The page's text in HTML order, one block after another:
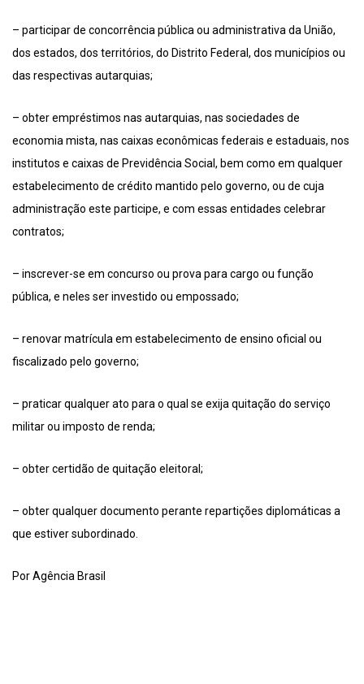
– participar de concorrência pública ou administrativa da União,
dos estados, dos territórios, do Distrito Federal, dos municípios ou
das respectivas autarquias;
– obter empréstimos nas autarquias, nas sociedades de
economia mista, nas caixas econômicas federais e estaduais, nos
institutos e caixas de Previdência Social, bem como em qualquer
estabelecimento de crédito mantido pelo governo, ou de cuja
administração este participe, e com essas entidades celebrar
contratos;
– inscrever-se em concurso ou prova para cargo ou função
pública, e neles ser investido ou empossado;
– renovar matrícula em estabelecimento de ensino oficial ou
fiscalizado pelo governo;
– praticar qualquer ato para o qual se exija quitação do serviço
militar ou imposto de renda;
– obter certidão de quitação eleitoral;
– obter qualquer documento perante repartições diplomáticas a
que estiver subordinado.
Por Agência Brasil